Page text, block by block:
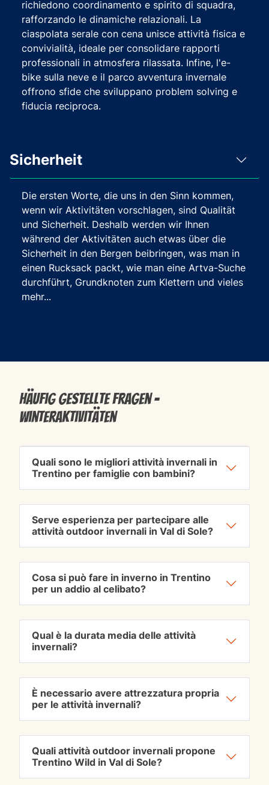
richiedono coordinamento e spirito di squadra,
rafforzando le dinamiche relazionali. La
ciaspolata serale con cena unisce attività fisica e
convivialità, ideale per consolidare rapporti
professionali in atmosfera rilassata. Infine, l'e-
bike sulla neve e il parco avventura invernale
offrono sfide che sviluppano problem solving e
fiducia reciproca.
Sicherheit
Die ersten Worte, die uns in den Sinn kommen,
wenn wir Aktivitäten vorschlagen, sind Qualität
und Sicherheit. Deshalb werden wir Ihnen
während der Aktivitäten auch etwas über die
Sicherheit in den Bergen beibringen, was man in
einen Rucksack packt, wie man eine Artva-Suche
durchführt, Grundknoten zum Klettern und vieles
mehr...
Häufig gestellte Fragen -
Winteraktivitäten
Quali sono le migliori attività invernali in
Trentino per famiglie con bambini?
Serve esperienza per partecipare alle
attività outdoor invernali in Val di Sole?
Cosa si può fare in inverno in Trentino
per un addio al celibato?
Qual è la durata media delle attività
invernali?
È necessario avere attrezzatura propria
per le attività invernali?
Quali attività outdoor invernali propone
Trentino Wild in Val di Sole?